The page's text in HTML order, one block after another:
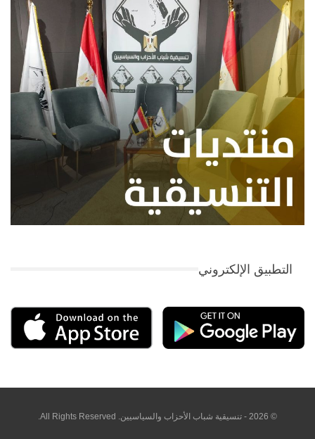
التطبيق الإلكتروني
© 2026 - تنسيقية شباب الأحزاب والسياسيين. All Rights Reserved.